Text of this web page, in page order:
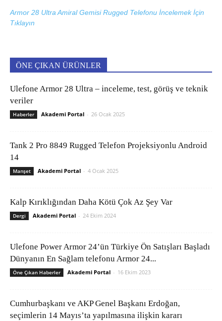
Armor 28 Ultra Amiral Gemisi Rugged Telefonu İncelemek İçin
Tıklayın
ÖNE ÇIKAN ÜRÜNLER
Ulefone Armor 28 Ultra – inceleme, test, görüş ve teknik
veriler
Haberler Akademi Portal - 26 Ocak 2025
Tank 2 Pro 8849 Rugged Telefon Projeksiyonlu Android
14
Manşet Akademi Portal - 4 Ocak 2025
Kalp Kırıklığından Daha Kötü Çok Az Şey Var
Dergi Akademi Portal - 24 Ekim 2024
Ulefone Power Armor 24’ün Türkiye Ön Satışları Başladı
Dünyanın En Sağlam telefonu Armor 24...
Öne Çıkan Haberler Akademi Portal - 16 Ekim 2023
Cumhurbaşkanı ve AKP Genel Başkanı Erdoğan,
seçimlerin 14 Mayıs’ta yapılmasına ilişkin kararı